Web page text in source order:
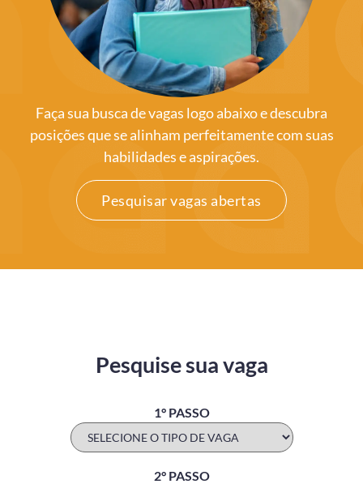
Faça sua busca de vagas logo abaixo e descubra
posições que se alinham perfeitamente com suas
habilidades e aspirações.
Pesquisar vagas abertas
Pesquise sua vaga
1° PASSO
2° PASSO